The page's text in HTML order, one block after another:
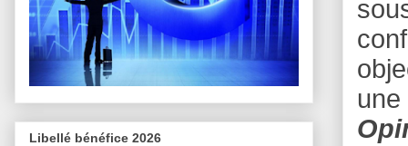
Libellé bénéfice 2026